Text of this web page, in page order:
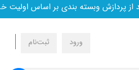
پردازش وبسته بندی بر اساس اولیت
ورود ثبت‌نام